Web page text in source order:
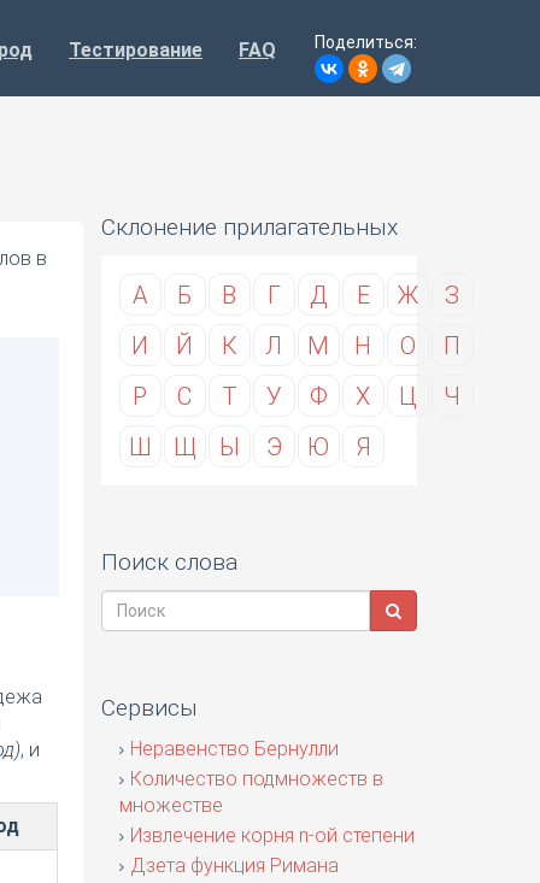
Тестирование FAQ Поделиться:
в
, и
Склонение прилагательных
А Б В Г Д Е Ж
З
И
Й К Л М Н О
П
Р
С Т У Ф Х Ц
Ч
Ш
Щ Ы Э Ю Я
Поиск слова
Сервисы
Неравенство Бернулли
Количество подмножеств в
множестве
Извлечение корня n-ой степени
Дзета функция Римана